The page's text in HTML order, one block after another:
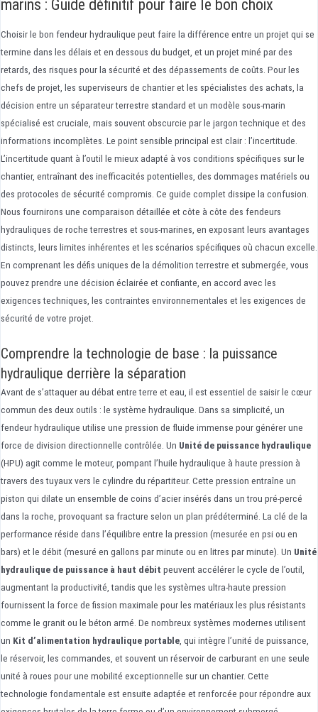
marins : Guide définitif pour faire le bon choix
Choisir le bon fendeur hydraulique peut faire la différence entre un projet qui se
termine dans les délais et en dessous du budget, et un projet miné par des
retards, des risques pour la sécurité et des dépassements de coûts. Pour les
chefs de projet, les superviseurs de chantier et les spécialistes des achats, la
décision entre un séparateur terrestre standard et un modèle sous-marin
spécialisé est cruciale, mais souvent obscurcie par le jargon technique et des
informations incomplètes. Le point sensible principal est clair : l’incertitude.
L’incertitude quant à l’outil le mieux adapté à vos conditions spécifiques sur le
chantier, entraînant des inefficacités potentielles, des dommages matériels ou
des protocoles de sécurité compromis. Ce guide complet dissipe la confusion.
Nous fournirons une comparaison détaillée et côte à côte des fendeurs
hydrauliques de roche terrestres et sous-marines, en exposant leurs avantages
distincts, leurs limites inhérentes et les scénarios spécifiques où chacun excelle.
En comprenant les défis uniques de la démolition terrestre et submergée, vous
pouvez prendre une décision éclairée et confiante, en accord avec les
exigences techniques, les contraintes environnementales et les exigences de
sécurité de votre projet.
Comprendre la technologie de base : la puissance
hydraulique derrière la séparation
Avant de s’attaquer au débat entre terre et eau, il est essentiel de saisir le cœur
commun des deux outils : le système hydraulique. Dans sa simplicité, un
fendeur hydraulique utilise une pression de fluide immense pour générer une
force de division directionnelle contrôlée. Un Unité de puissance hydraulique
(HPU) agit comme le moteur, pompant l’huile hydraulique à haute pression à
travers des tuyaux vers le cylindre du répartiteur. Cette pression entraîne un
piston qui dilate un ensemble de coins d’acier insérés dans un trou pré-percé
dans la roche, provoquant sa fracture selon un plan prédéterminé. La clé de la
performance réside dans l’équilibre entre la pression (mesurée en psi ou en
bars) et le débit (mesuré en gallons par minute ou en litres par minute). Un Unité
hydraulique de puissance à haut débit peuvent accélérer le cycle de l’outil,
augmentant la productivité, tandis que les systèmes ultra-haute pression
fournissent la force de fission maximale pour les matériaux les plus résistants
comme le granit ou le béton armé. De nombreux systèmes modernes utilisent
un Kit d’alimentation hydraulique portable, qui intègre l’unité de puissance,
le réservoir, les commandes, et souvent un réservoir de carburant en une seule
unité à roues pour une mobilité exceptionnelle sur un chantier. Cette
technologie fondamentale est ensuite adaptée et renforcée pour répondre aux